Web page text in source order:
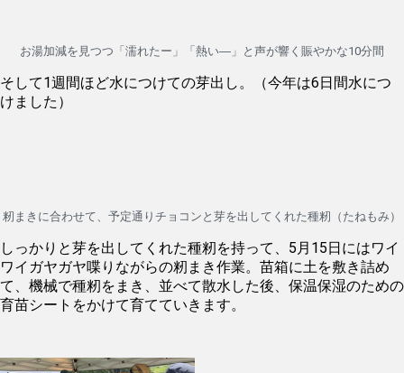
お湯加減を見つつ「濡れたー」「熱い―」と声が響く賑やかな10分間
そして1週間ほど水につけての芽出し。（今年は6日間水につ
けました）
籾まきに合わせて、予定通りチョコンと芽を出してくれた種籾（たねもみ）
しっかりと芽を出してくれた種籾を持って、5月15日にはワイ
ワイガヤガヤ喋りながらの籾まき作業。苗箱に土を敷き詰め
て、機械で種籾をまき、並べて散水した後、保温保湿のための
育苗シートをかけて育てていきます。